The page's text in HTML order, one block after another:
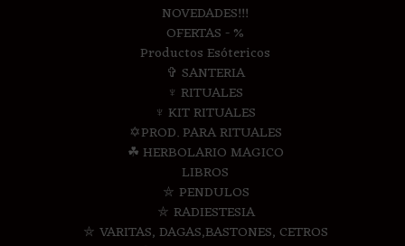
NOVEDADES!!!
OFERTAS - %
Productos Esótericos
✞ SANTERIA
♆ RITUALES
♆ KIT RITUALES
✡PROD. PARA RITUALES
☘ HERBOLARIO MAGICO
LIBROS
⛤ PENDULOS
⛤ RADIESTESIA
⛤ VARITAS, DAGAS,BASTONES, CETROS